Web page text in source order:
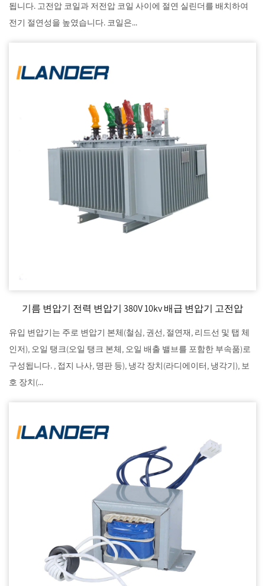
됩니다. 고전압 코일과 저전압 코일 사이에 절연 실린더를 배치하여
전기 절연성을 높였습니다. 코일은...
기름 변압기 전력 변압기 380V 10kv 배급 변압기 고전압
유입 변압기는 주로 변압기 본체(철심, 권선, 절연재, 리드선 및 탭 체
인저), 오일 탱크(오일 탱크 본체, 오일 배출 밸브를 포함한 부속품)로
구성됩니다. , 접지 나사, 명판 등), 냉각 장치(라디에이터, 냉각기), 보
호 장치(...